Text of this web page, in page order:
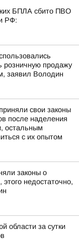
БПЛА сбито ПВО
РФ:
розничную продажу
заявил Володин
свои законы
после наделения
остальным
с их опытом
законы о
недостаточно,
области за сутки